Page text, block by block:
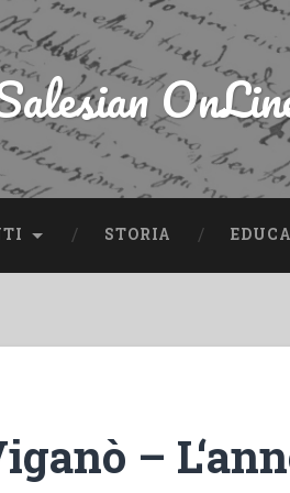
STORIA
–